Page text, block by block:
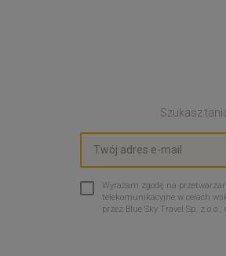
Szukasz
Wyrażam zgodę na
telekomunikacyjne w celach
przez Blue Sky Travel Sp. z